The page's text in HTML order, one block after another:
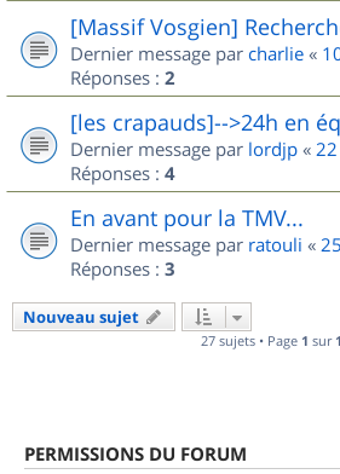
[Massif Vosgien]
Dernier message par charlie «
Réponses : 2
[les crapauds]-->24h en
Dernier message par lordjp «
Réponses : 4
En avant pour la TMV...
Dernier message par ratouli «
Réponses : 3
Nouveau sujet
27 sujets • Page 1 sur 1
PERMISSIONS DU FORUM